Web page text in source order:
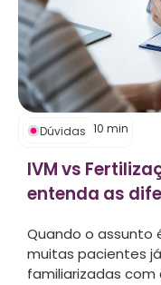
Dúvidas 10 min
IVM vs
entenda as
Quando o assunto
muitas pacientes
familiarizadas com